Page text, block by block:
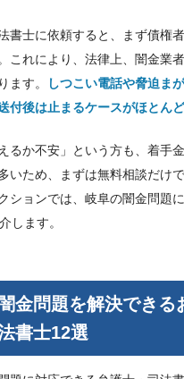
書士に依頼すると、まず債権
これにより、法律上、闇金業
ます。
しつこい電話や脅迫ま
付後は止まるケースがほとんど
るか不安」という方も、着手
いため、まずは無料相談だけ
ションでは、岐阜の闇金問題
します。
金問題を解決できる
書士12選